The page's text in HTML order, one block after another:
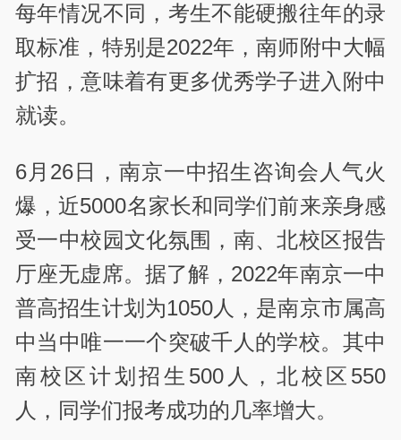
每年情况不同，考生不能硬搬往年的录
取标准，特别是2022年，南师附中大幅
扩招，意味着有更多优秀学子进入附中
就读。
6月26日，南京一中招生咨询会人气火
爆，近5000名家长和同学们前来亲身感
受一中校园文化氛围，南、北校区报告
厅座无虚席。据了解，2022年南京一中
普高招生计划为1050人，是南京市属高
中当中唯一一个突破千人的学校。其中
南校区计划招生500人，北校区550
人，同学们报考成功的几率增大。